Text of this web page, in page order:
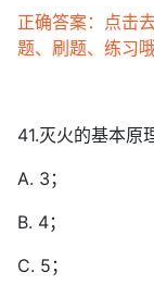
正确答案：点击
题、刷题、练习
41.灭火的基本原
A. 3；
B. 4；
C. 5；